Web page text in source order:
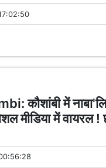
कौशांबी में
मीडिया में वायरल